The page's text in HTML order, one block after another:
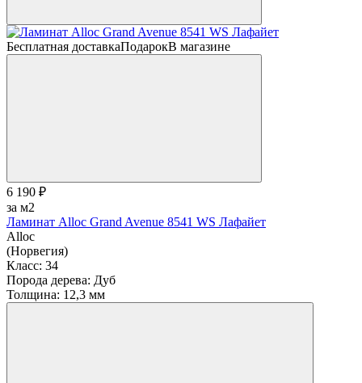
Бесплатная доставкаПодарокВ магазине
6 190 ₽
за м2
Ламинат Alloc Grand Avenue 8541 WS Лафайет
Alloc
(Норвегия)
Класс: 34
Порода дерева: Дуб
Толщина: 12,3 мм